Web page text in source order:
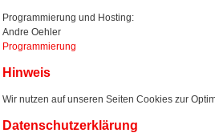
Programmierung und Hosting:
Andre Oehler
Programmierung
Hinweis
Wir nutzen auf unseren Seiten Cookies zur
Datenschutzerklärung